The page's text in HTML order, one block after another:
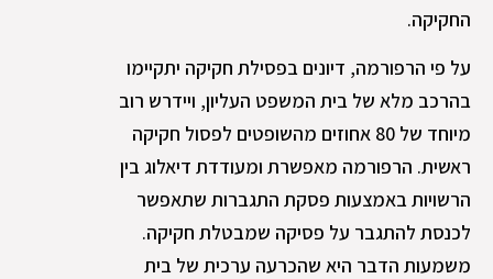
החקיקה.
על פי הרפורמה, דיונים בפסילת חקיקה יתקיימו
בהרכב מלא של בית המשפט העליון, ויידרש רוב
מיוחד של 80 אחוזים מהשופטים לפסול חקיקה
ראשית. הרפורמה מאפשרת ומעודדת דיאלוג בין
הרשויות באמצעות פסקת התגברות שתאפשר
לכנסת להתגבר על פסיקה שמבטלת חקיקה.
משמעות הדבר היא שהכרעה ערכית של בית